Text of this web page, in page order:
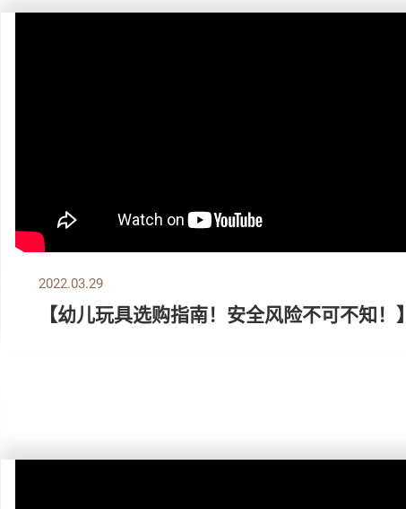
2022.03.29
【幼儿玩具选购指南！安全风险不可不知！】